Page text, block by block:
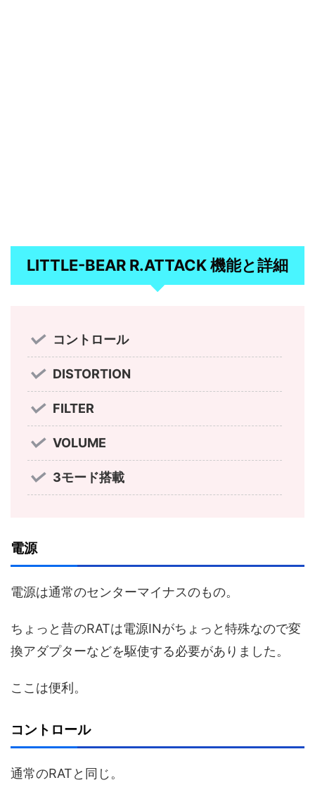
LITTLE-BEAR R.ATTACK 機能と詳細
コントロール
DISTORTION
FILTER
VOLUME
3モード搭載
電源
電源は通常のセンターマイナスのもの。
ちょっと昔のRATは電源INがちょっと特殊なので変
換アダプターなどを駆使する必要がありました。
ここは便利。
コントロール
通常のRATと同じ。